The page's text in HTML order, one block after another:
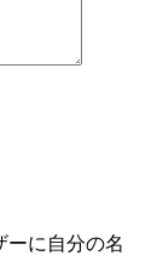
ーに自分の名